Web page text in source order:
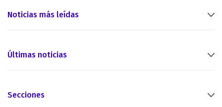
Noticias más leídas
Últimas noticias
Secciones